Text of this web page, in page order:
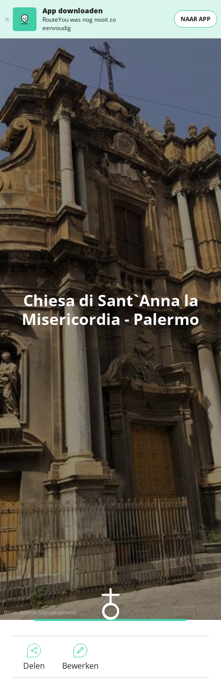
App downloaden
RouteYou was nog nooit zo
eenvoudig
NAAR APP
Chiesa di Sant`Anna la
Misericordia - Palermo
Bron: Willem Vandenameele
Delen Bewerken